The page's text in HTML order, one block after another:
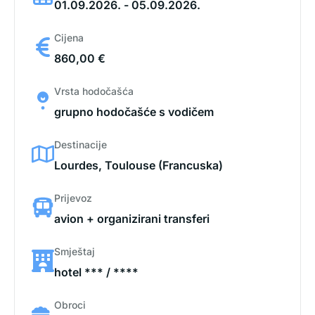
01.09.2026. - 05.09.2026.
Cijena
860,00 €
Vrsta hodočašća
grupno hodočašće s vodičem
Destinacije
Lourdes, Toulouse (Francuska)
Prijevoz
avion + organizirani transferi
Smještaj
hotel *** / ****
Obroci